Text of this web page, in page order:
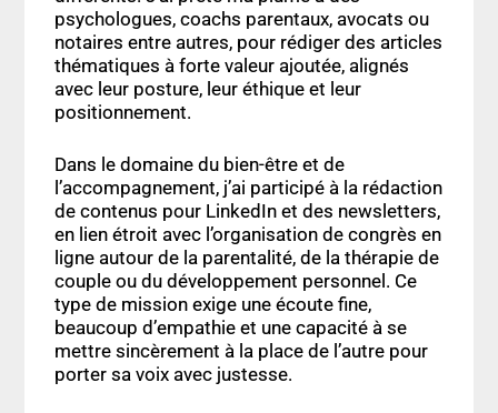
psychologues, coachs parentaux, avocats ou
notaires entre autres, pour rédiger des articles
thématiques à forte valeur ajoutée, alignés
avec leur posture, leur éthique et leur
positionnement.
Dans le domaine du bien-être et de
l’accompagnement, j’ai participé à la rédaction
de contenus pour LinkedIn et des newsletters,
en lien étroit avec l’organisation de congrès en
ligneautour de la parentalité, de la thérapie de
couple ou du développement personnel. Ce
type de mission exige une écoute fine,
beaucoup d’empathieet une capacité à se
mettre sincèrement à la place de l’autrepour
porter sa voix avec justesse.